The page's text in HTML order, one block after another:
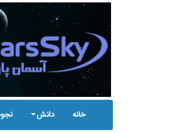
خانه دانش